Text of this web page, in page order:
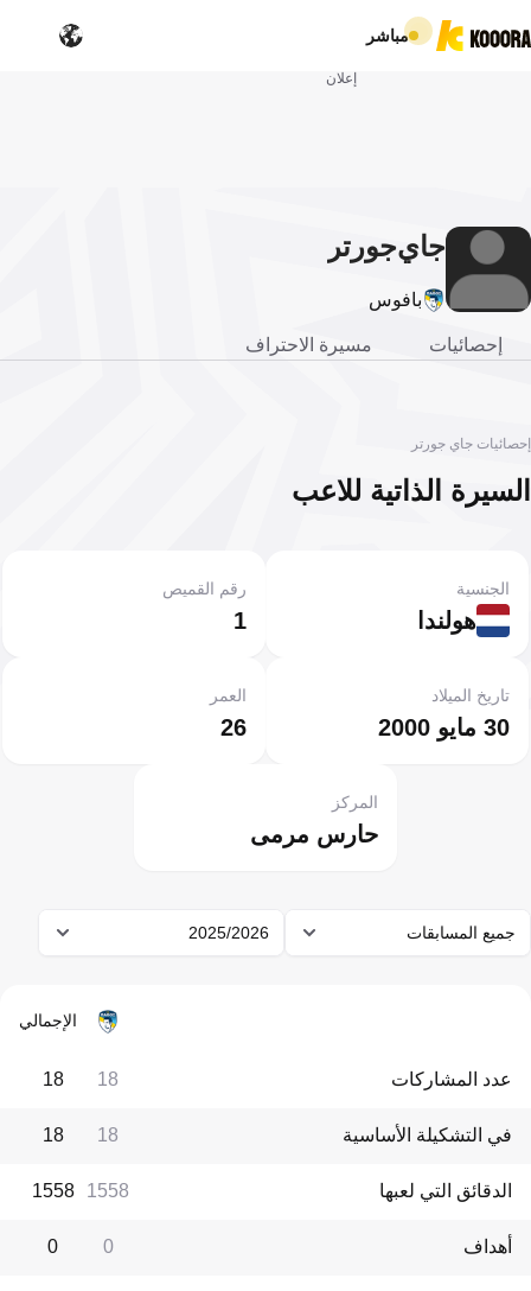
مباشر
إعلان
جايجورتر
بافوس
إحصائيات مسيرة الاحتراف
إحصائيات جاي جورتر
السيرة الذاتية للاعب
هولندا
الجنسية
1
رقم القميص
30 مايو 2000
تاريخ الميلاد
26
العمر
حارس مرمى
المركز
جميع المسابقات 2025/2026
الإجمالي
عدد المشاركات 18
18
في التشكيلة الأساسية 18
18
الدقائق التي لعبها 1558
1558
أهداف 0
0